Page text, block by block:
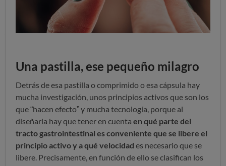
Una pastilla, ese pequeño milagro
Detrás de esa pastilla o comprimido o esa cápsula hay
mucha investigación, unos principios activos que son los
que“hacen efecto” y mucha tecnología, porque al
diseñarla hay que tener en cuenta en qué parte del
tracto gastrointestinal es conveniente que se libere el
principio activo y a qué velocidad es necesario que se
libere. Precisamente, en función de ello se clasifican los